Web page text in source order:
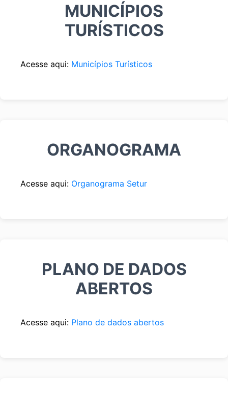
MUNICÍPIOS
TURÍSTICOS
Acesse aqui: Municípios Turísticos
ORGANOGRAMA
Acesse aqui: Organograma Setur
PLANO DE DADOS
ABERTOS
Acesse aqui: Plano de dados abertos